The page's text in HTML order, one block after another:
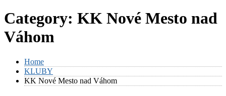
Category: KK Nové Mesto nad
Váhom
Home
KLUBY
KK Nové Mesto nad Váhom